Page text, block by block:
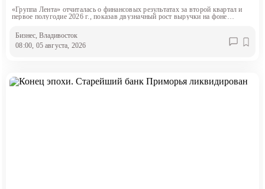
«Группа Лента» отчиталась о финансовых результатах за второй квартал и
первое полугодие 2026 г., показав двузначный рост выручки на фоне
Бизнес , Владивосток
08:00, 05 августа, 2026